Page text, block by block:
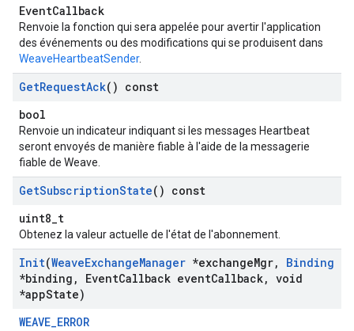
EventCallback
Renvoie la fonction qui sera appelée pour avertir l'application
des événements ou des modifications qui se produisent dans
WeaveHeartbeatSender.
GetRequestAck() const
bool
Renvoie un indicateur indiquant si les messages Heartbeat
seront envoyés de manière fiable à l'aide de la messagerie
fiable de Weave.
GetSubscriptionState() const
uint8_t
Obtenez la valeur actuelle de l'état de l'abonnement.
Init(WeaveExchangeManager *exchangeMgr,
Binding
*binding , EventCallback eventCallback, void
*appState)
WEAVE_ERROR